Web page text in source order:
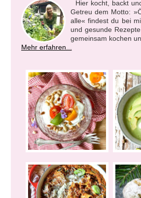
Hier kocht, backt
Getreu dem Motto:
alle« findest du bei
und gesunde
gemeinsam kochen
Mehr erfahren...